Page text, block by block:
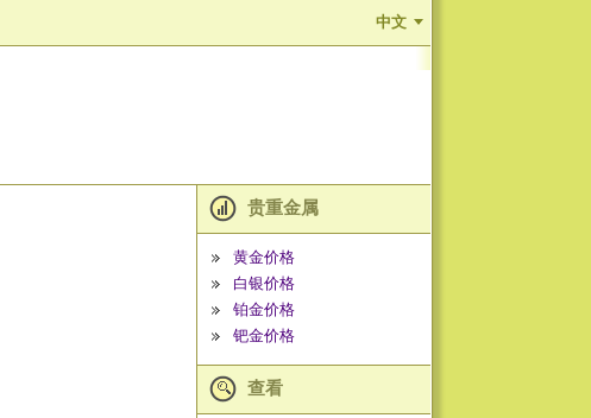
中文
贵重金属
黄金价格
白银价格
铂金价格
钯金价格
查看